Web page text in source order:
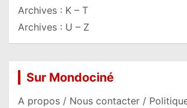
Archives : K – T
Archives : U – Z
Sur Mondociné
A propos / Nous contacter /